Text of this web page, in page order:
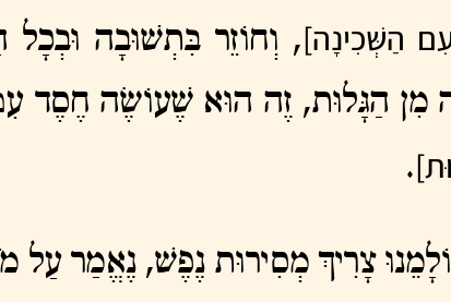
הַשְּׁכִינָה], וְחוֹזֵר בִּתְשׁוּבָה וּבְכָל
מִן הַגָּלוּת, זֶה הוּא שֶׁעוֹשֶׂה חֶסֶד
.
צָרִיךְ מְסִירוּת נֶפֶשׁ, נֶאֱמַר עַל